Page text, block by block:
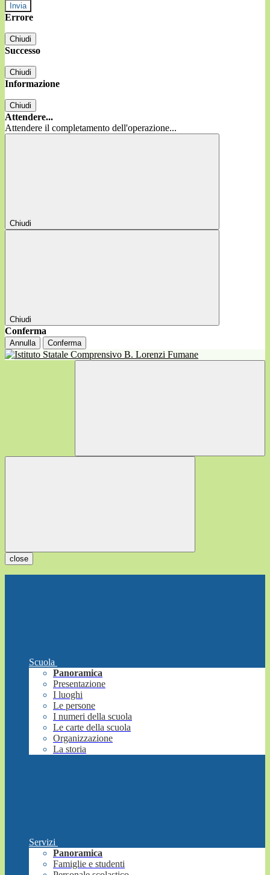
Errore
Chiudi
Successo
Chiudi
Informazione
Chiudi
Attendere...
Attendere il completamento dell'operazione...
Chiudi
Chiudi
Conferma
Annulla Conferma
close
Scuola
Panoramica
Presentazione
I luoghi
Le persone
I numeri della scuola
Le carte della scuola
Organizzazione
La storia
Servizi
Panoramica
Famiglie e studenti